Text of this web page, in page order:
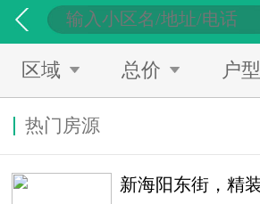
区域 总价 户型
热门房源